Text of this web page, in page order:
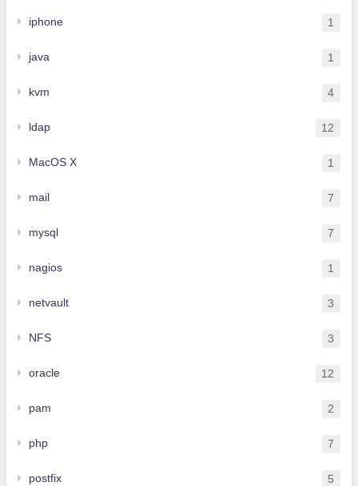
iphone 1
java 1
kvm 4
ldap 12
MacOS X 1
mail 7
mysql 7
nagios 1
netvault 3
NFS 3
oracle 12
pam 2
php 7
postfix 5